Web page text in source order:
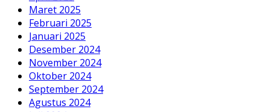
Maret 2025
Februari 2025
Januari 2025
Desember 2024
November 2024
Oktober 2024
September 2024
Agustus 2024